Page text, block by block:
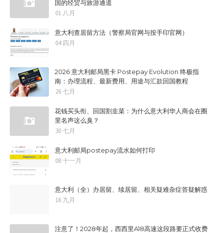
国的经贸与旅游通道
01 八月
意大利查居留方法（警察局官网与按手印官网）
04 四月
2026 意大利邮局黑卡 Postepay Evolution 终极指
南：办理流程、最新费用、用途与汇款回国教程
26 七月
花钱买头衔、回国割韭菜：为什么意大利华人商会在圈
里名声这么臭？
30 七月
意大利邮局postepay流水如何打印
08 十一月
意大利（全）办居留、续居留、相关疑难杂症答疑解惑
16 九月
注意了！2028年起，西西里A18高速这段路要正式收费